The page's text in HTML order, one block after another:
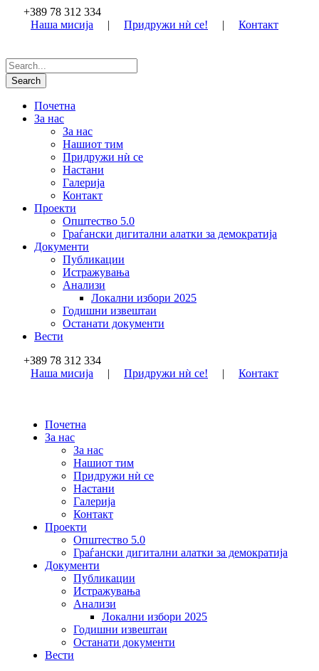
+389 78 312 334
Наша мисија
| Придружи нѝ се! | Контакт
Почетна
За нас
За нас
Нашиот тим
Придружи нѝ се
Настани
Галерија
Контакт
Проекти
Општество 5.0
Граѓански дигитални алатки за демократија
Документи
Публикации
Истражувања
Анализи
Локални избори 2025
Годишни извештаи
Останати документи
Вести
+389 78 312 334
Наша мисија
| Придружи нѝ се! | Контакт
Почетна
За нас
За нас
Нашиот тим
Придружи нѝ се
Настани
Галерија
Контакт
Проекти
Општество 5.0
Граѓански дигитални алатки за демократија
Документи
Публикации
Истражувања
Анализи
Локални избори 2025
Годишни извештаи
Останати документи
Вести